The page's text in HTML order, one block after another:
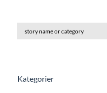
Kategorier